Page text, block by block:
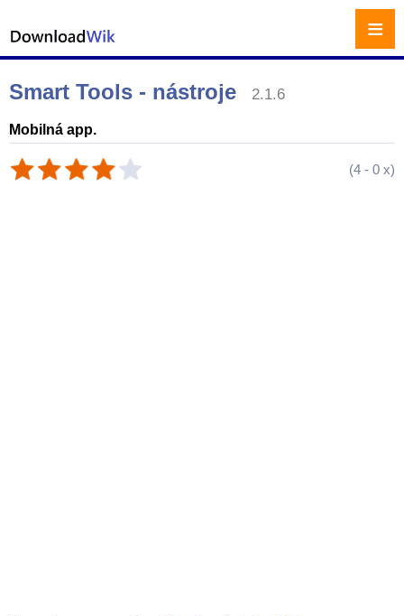
Smart Tools - nástroje 2.1.6
Mobilná app.
(4 - 0 x)
≡